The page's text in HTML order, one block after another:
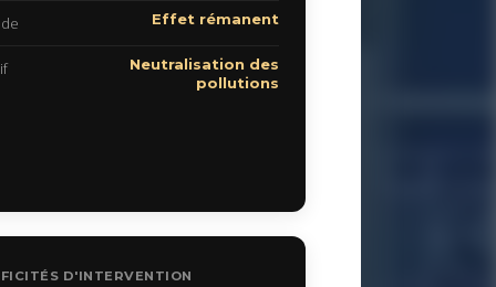
Effet rémanent
Neutralisation des
pollutions
D'INTERVENTION